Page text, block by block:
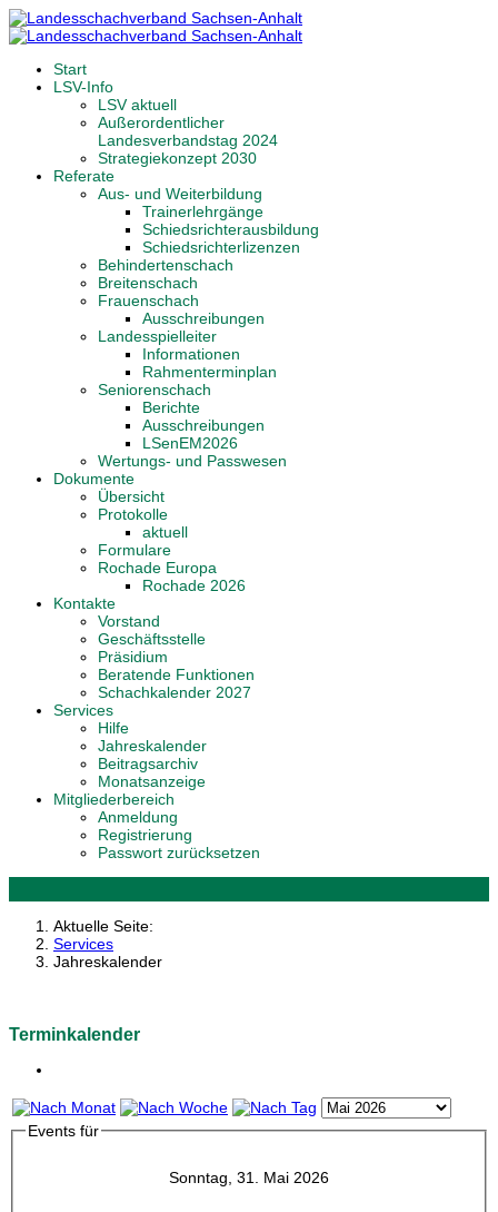
Start
LSV-Info
LSV aktuell
Außerordentlicher
Landesverbandstag 2024
Strategiekonzept 2030
Referate
Aus- und Weiterbildung
Trainerlehrgänge
Schiedsrichterausbildung
Schiedsrichterlizenzen
Behindertenschach
Breitenschach
Frauenschach
Ausschreibungen
Landesspielleiter
Informationen
Rahmenterminplan
Seniorenschach
Berichte
Ausschreibungen
LSenEM2026
Wertungs- und Passwesen
Dokumente
Übersicht
Protokolle
aktuell
Formulare
Rochade Europa
Rochade 2026
Kontakte
Vorstand
Geschäftsstelle
Präsidium
Beratende Funktionen
Schachkalender 2027
Services
Hilfe
Jahreskalender
Beitragsarchiv
Monatsanzeige
Mitgliederbereich
Anmeldung
Registrierung
Passwort zurücksetzen
Aktuelle Seite:
Services
Jahreskalender
Terminkalender
Events für
Sonntag, 31. Mai 2026